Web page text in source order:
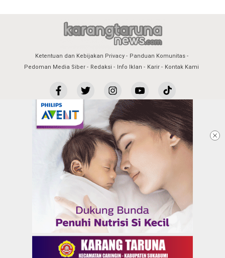
Ketentuan dan Kebijakan Privacy
Panduan Komunitas
Pedoman Media Siber
Redaksi Info Iklan Karir Kontak Kami
Copyright @2026 KARANGTARUNANEWS.COM |
BERITA DALAM GENGGAMAN ANAK MUDA
All Rights Reserved